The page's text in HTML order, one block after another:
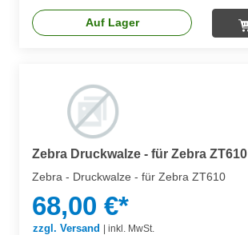
Auf Lager
Zebra Druckwalze - für Zebra ZT610
Zebra - Druckwalze - für Zebra ZT610
68,00 €*
zzgl. Versand | inkl. MwSt.